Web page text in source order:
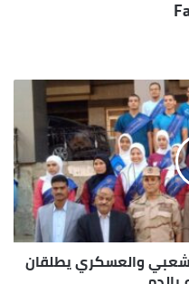
ب
والعسكري يطلقان